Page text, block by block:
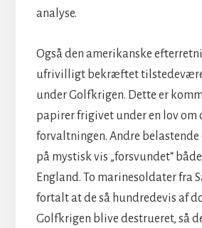
analyse.
Også den amerikanske
ufrivilligt bekræftet
under Golfkrigen. Dette er
papirer frigivet under en lov om
forvaltningen. Andre
på mystisk vis „forsvundet“ både
England. To marinesoldater fra
fortalt at de så hundredevis af
Golfkrigen blive destrueret, så